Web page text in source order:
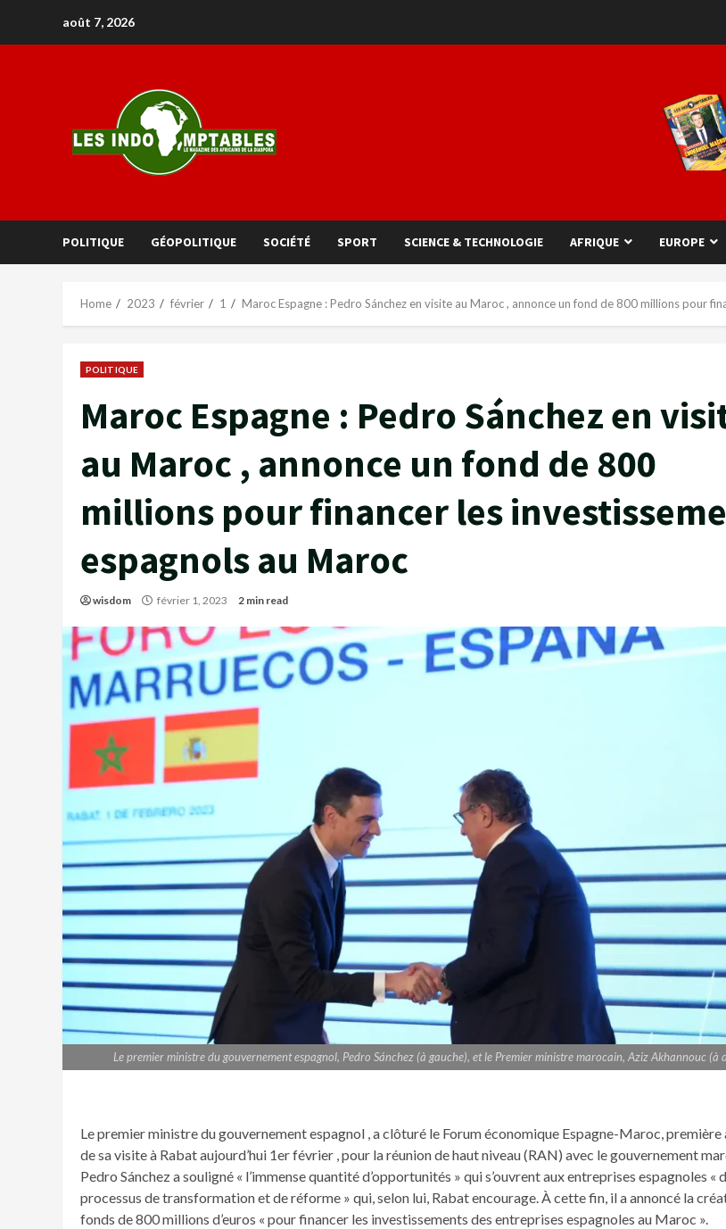
août 7, 2026
POLITIQUE GÉOPOLITIQUE SOCIÉTÉ SPORT SCIENCE & TECHNOLOGIE AFRIQUE EUROPE
Home 2023 février 1 Maroc Espagne : Pedro Sánchez en visite au Maroc , annonce un fond de 800 millions pour
POLITIQUE
Maroc Espagne : Pedro Sánchez en
au Maroc , annonce un fond de 800
millions pour financer les
espagnols au Maroc
wisdom février 1, 2023 2 min read
Le premier ministre du gouvernement espagnol, Pedro Sánchez (à gauche), et le Premier ministre marocain, Aziz Akhannouc (à
Le premier ministre du gouvernement espagnol , a clôturé le Forum économique Espagne-Maroc,
de sa visite à Rabat aujourd’hui 1er février , pour la réunion de haut niveau (RAN) avec le gouvernement
Pedro Sánchez a souligné « l’immense quantité d’opportunités » qui s’ouvrent aux entreprises espagnoles «
processus de transformation et de réforme » qui, selon lui, Rabat encourage. À cette fin, il a annoncé la
fonds de 800 millions d’euros « pour financer les investissements des entreprises espagnoles au Maroc ».